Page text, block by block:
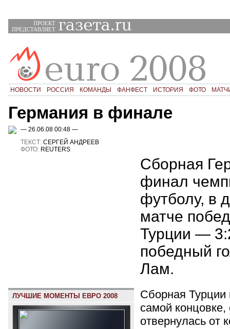
ПРОЕКТ
ПРЕДСТАВЛЯЕТ
НОВОСТИ РОССИЯ КОМАНДЫ ФАНФЕСТ ИСТОРИЯ ФОТО
Германия в финале
— 26.06.08 00:48 —
ТЕКСТ: СЕРГЕЙ АНДРЕЕВ
ФОТО: REUTERS
Сборная
финал
футболу, в
матче
Турции —
победный
Лам.
ЛУЧШИЕ МОМЕНТЫ ЕВРО 2008
Сборная Турции
самой концовке,
отвернулась от